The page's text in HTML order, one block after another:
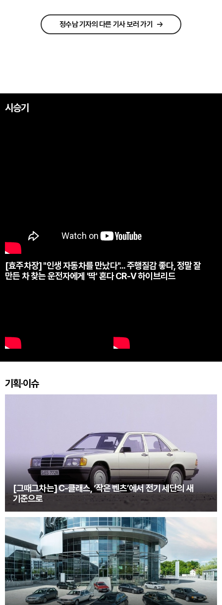
정수남 기자의 다른 기사 보러 가기
시승기
[효주차장] "인생 자동차를 만났다"... 주행질감 좋다, 정말 잘
만든 차 찾는 운전자에게 '딱' 혼다 CR-V 하이브리드
기획·이슈
[그때그차는] C-클래스, ‘작은 벤츠’에서 전기 세단의 새
기준으로